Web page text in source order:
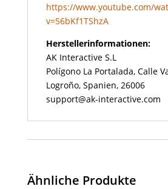
https://www.youtube.com/
v=56bKf1TShzA
Herstellerinformationen:
AK Interactive S.L
Polígono La Portalada, Calle
Logroño, Spanien, 26006
support@ak-interactive.com
Ähnliche Produkte